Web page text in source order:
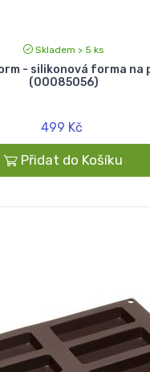
Skladem > 5 ks
- silikonová forma na
(00085056)
499 Kč
Přidat do Košíku